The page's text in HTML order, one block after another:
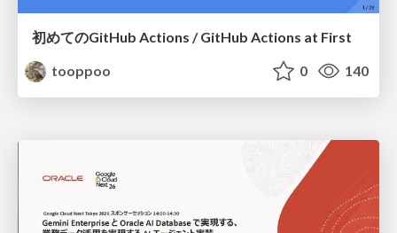
初めてのGitHub Actions / GitHub Actions at First
tooppoo
0 140